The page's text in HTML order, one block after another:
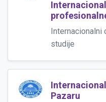
studije
Pazaru